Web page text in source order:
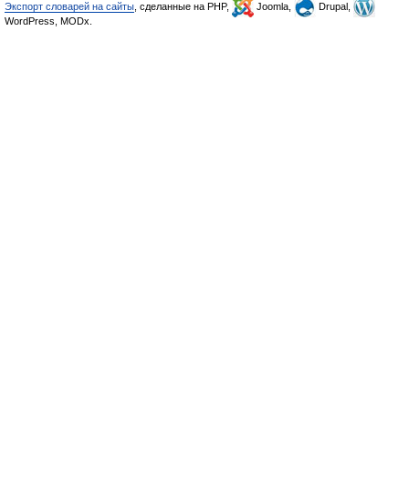
Экспорт словарей на сайты , сделанные на PHP, Joomla,
Drupal,
WordPress, MODx.